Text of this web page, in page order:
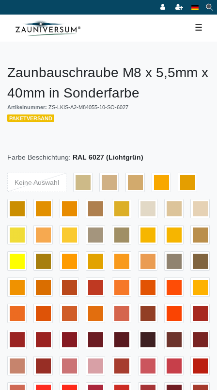
☰
Zaunbauschraube M8 x 5,5mm x
40mm in Sonderfarbe
Artikelnummer: ZS-LKIS-A2-M84055-10-SO-6027
PAKETVERSAND
Farbe Beschichtung: RAL 6027 (Lichtgrün)
Keine Auswahl